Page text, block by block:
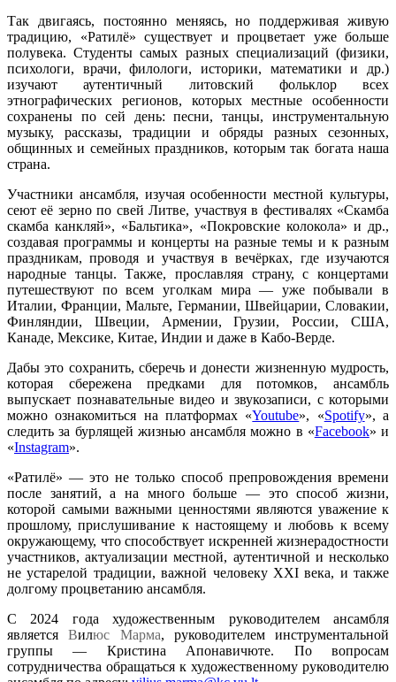
Так двигаясь, постоянно меняясь, но поддерживая живую
традицию, «Ратилё» существует и процветает уже больше
полувека. Студенты самых разных специализаций (физики,
психологи, врачи, филологи, историки, математики и др.)
изучают аутентичный литовский фольклор всех
этнографических регионов, которых местные особенности
сохранены по сей день: песни, танцы, инструментальную
музыку, рассказы, традиции и обряды разных сезонных,
общинных и семейных праздников, которым так богата наша
страна.
Участники ансамбля, изучая особенности местной культуры,
сеют её зерно по свей Литве, участвуя в фестивалях «Скамба
скамба канкляй», «Бальтика», «Покровские колокола» и др.,
создавая программы и концерты на разные темы и к разным
праздникам, проводя и участвуя в вечёрках, где изучаются
народные танцы. Также, прославляя страну, с концертами
путешествуют по всем уголкам мира — yже побывали в
Италии, Франции, Мальте, Германии, Швейцарии, Словакии,
Финляндии, Швеции, Армении, Грузии, России, США,
Канаде, Мексике, Китае, Индии и даже в Кабо-Верде.
Дабы это сохранить, сберечь и донести жизненную мудрость,
которая сбережена предками для потомков, ансамбль
выпускает познавательные видео и звукозаписи, с которыми
можно ознакомиться на платформах «Youtube», «Spotify», а
следить за бурлящей жизнью ансамбля можно в «Facebook» и
«Instagram».
«Ратилё» — это не только способ препровождения времени
после занятий, а на много больше — это способ жизни,
которой самыми важными ценностями являются уважение к
прошлому, прислушивание к настоящему и любовь к всему
окружающему, что способствует искренней жизнерадостности
участников, актуализации местной, аутентичной и несколько
не устарелой традиции, важной человеку XXI века, и также
долгому процветанию ансамбля.
С 2024 года художественным руководителем ансамбля
являетсяВилюс Марма, руководителем инструментальной
группы — Кристина Апонавичюте. По вопросам
сотрудничества обращаться к художественному руководителю